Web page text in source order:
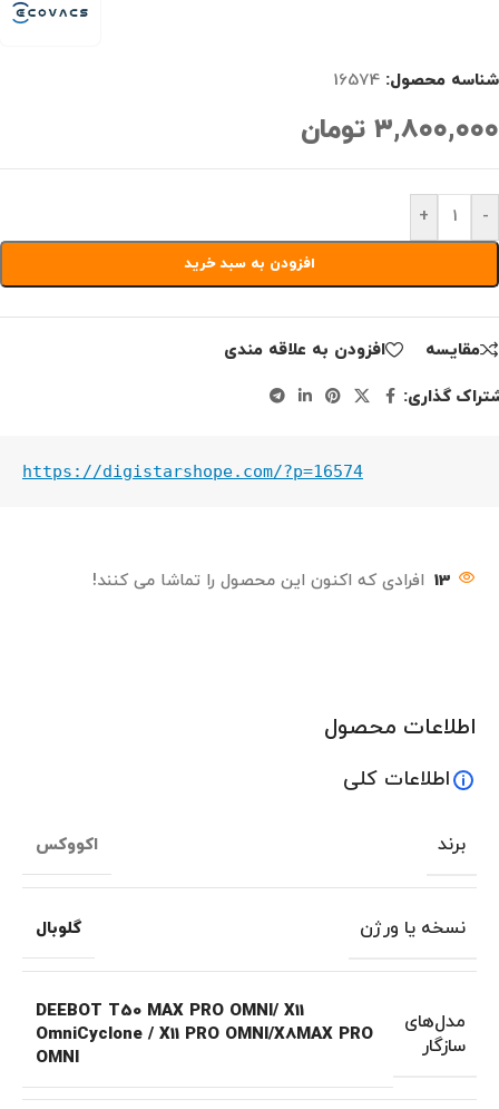
شناسه محصول: 16574
۳,۸۰۰,۰۰۰ تومان
-
+
افزودن به سبد خرید
مقايسه
افزودن به علاقه مندی
گذاری:
https://digistarshope.com/?p=16574
13 افرادی که اکنون این محصول را تماشا می کنند!
اطلاعات محصول
اطلاعات کلی
برند اکووکس
نسخه یا ورژن گلوبال
مدل‌های
سازگار
DEEBOT T50 MAX PRO OMNI/ X11
OmniCyclone / X11 PRO OMNI/X8MAX PRO
OMNI